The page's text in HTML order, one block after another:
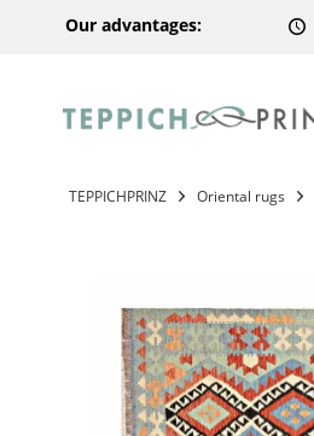
Our advantages:
TEPPICHPRINZ Oriental rugs